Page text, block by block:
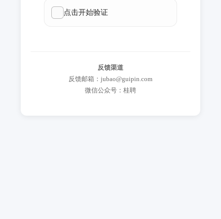
反馈渠道
反馈邮箱：jubao@guipin.com
微信公众号：桂聘